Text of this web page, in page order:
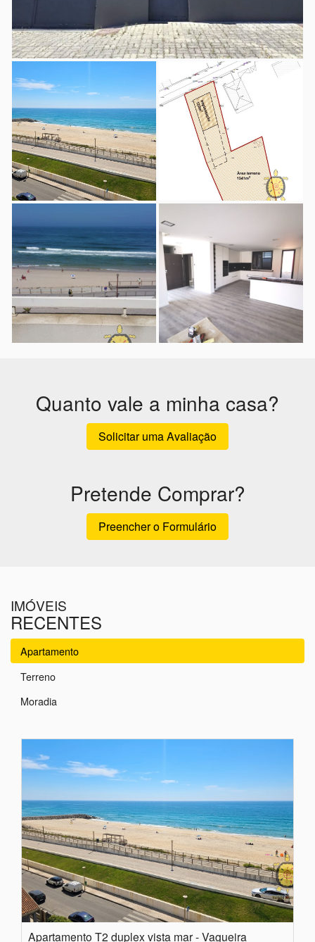
Quanto vale a minha casa?
Solicitar uma Avaliação
Pretende Comprar?
Preencher o Formulário
IMÓVEIS
RECENTES
Apartamento
Terreno
Moradia
Apartamento T2 duplex vista mar - Vagueira